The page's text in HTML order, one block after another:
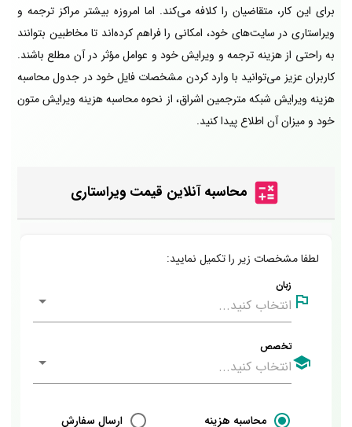
برای این کار، متقاضیان را کلافه می‌کند. اما امروزه بیشتر مراکز ترجمه و
ویراستاری در سایت‌های خود، امکانی را فراهم کرده‌اند تا مخاطبین بتوانند
به راحتی از هزینه ترجمه و ویرایش خود و عوامل مؤثر در آن مطلع باشند.
کاربران عزیز می‌توانید با وارد کردن مشخصات فایل خود در جدول محاسبه
هزینه ویرایش شبکه مترجمین اشراق، از نحوه محاسبه هزینه ویرایش متون
خود و میزان آن اطلاع پیدا کنید.
محاسبه آنلاین قیمت ویراستاری